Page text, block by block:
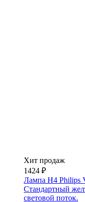
Хит продаж
1424 ₽
Лампа H4 Philips
Стандартный
световой поток.